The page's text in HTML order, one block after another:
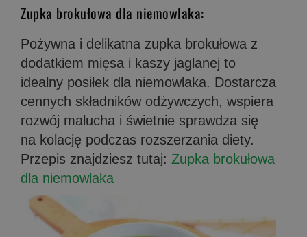
Zupka brokułowa dla niemowlaka:
Pożywna i delikatna zupka brokułowa z
dodatkiem mięsa i kaszy jaglanej to
idealny posiłek dla niemowlaka. Dostarcza
cennych składników odżywczych, wspiera
rozwój malucha i świetnie sprawdza się
na kolację podczas rozszerzania diety.
Przepis znajdziesz tutaj: Zupka brokułowa
dla niemowlaka